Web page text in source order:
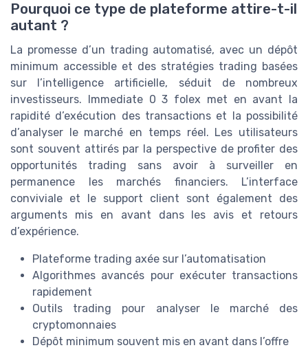
Pourquoi ce type de plateforme attire-t-il
autant ?
La promesse d’un trading automatisé, avec un dépôt
minimum accessible et des stratégies trading basées
sur l’intelligence artificielle, séduit de nombreux
investisseurs. Immediate 0 3 folex met en avant la
rapidité d’exécution des transactions et la possibilité
d’analyser le marché en temps réel. Les utilisateurs
sont souvent attirés par la perspective de profiter des
opportunités trading sans avoir à surveiller en
permanence les marchés financiers. L’interface
conviviale et le support client sont également des
arguments mis en avant dans les avis et retours
d’expérience.
Plateforme trading axée sur l’automatisation
Algorithmes avancés pour exécuter transactions
rapidement
Outils trading pour analyser le marché des
cryptomonnaies
Dépôt minimum souvent mis en avant dans l’offre